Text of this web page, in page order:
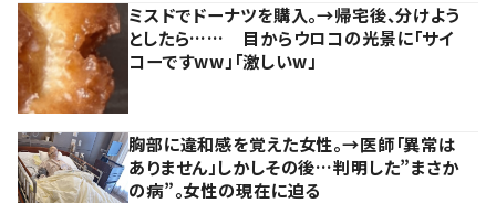
ミスドでドーナツを購入。→帰宅後、分けよう
としたら…… 目からウロコの光景に「サイ
コーですww」「激しいw」
胸部に違和感を覚えた女性。→医師「異常は
ありません」しかしその後…判明した”まさか
の病”。女性の現在に迫る